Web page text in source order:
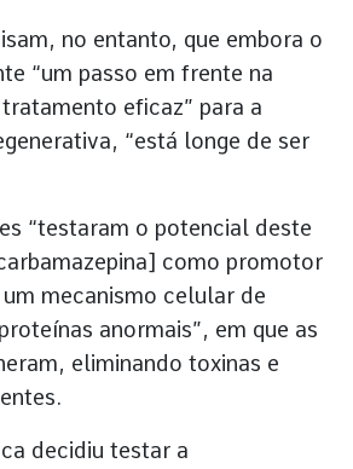
no entanto, que embora o
“um passo em frente na
eficaz” para a
“está longe de ser
“testaram o potencial deste
como promotor
mecanismo celular de
anormais”, em que as
eliminando toxinas e
decidiu testar a